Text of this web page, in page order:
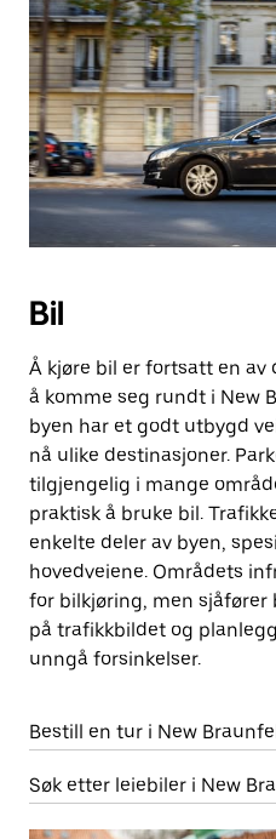
Bil
Å kjøre bil er fortsatt en av
å komme seg rundt i New
byen har et godt utbygd
nå ulike destinasjoner.
tilgjengelig i mange
praktisk å bruke bil.
enkelte deler av byen,
hovedveiene. Områdets
for bilkjøring, men
på trafikkbildet og
unngå forsinkelser.
Bestill en tur i New
Søk etter leiebiler i New